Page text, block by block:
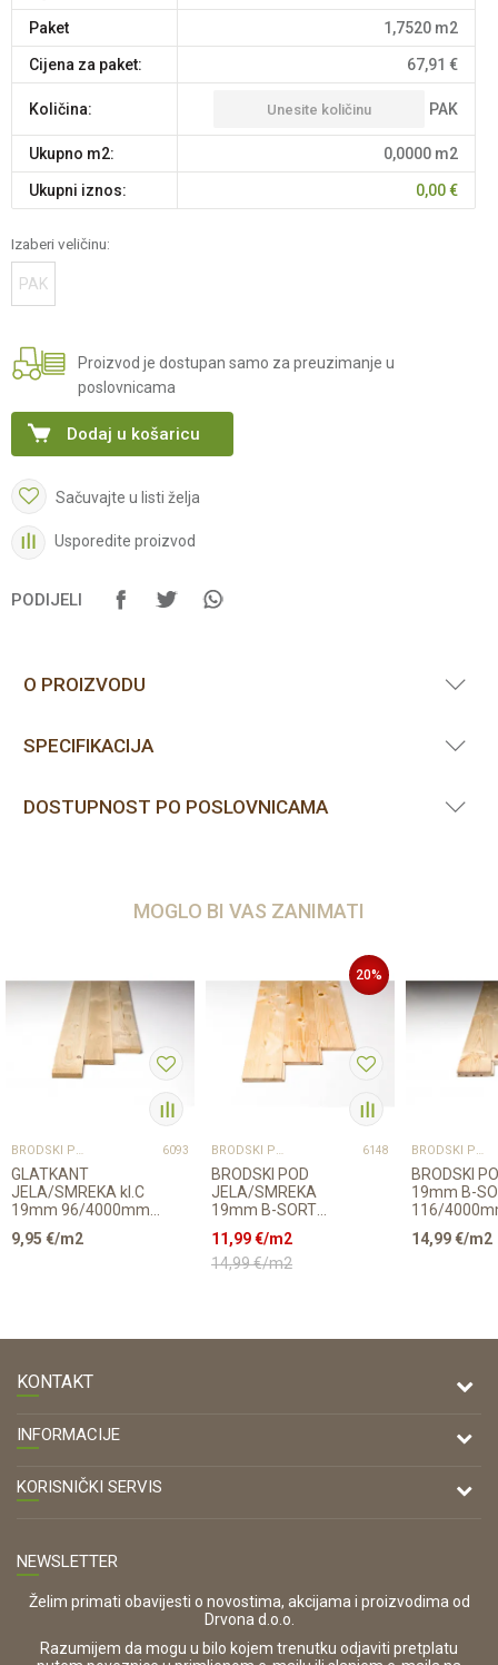
paket 1,7520 m2
Cijena za paket: 67,91 €
Količina: PAK
Ukupno m2: 0,0000 m2
Ukupni iznos: 0,00€
Izaberi veličinu:
PAK
Proizvod je dostupan samo za preuzimanje u
poslovnicama
Dodaj u košaricu
Sačuvajte u listi želja
Usporedite proizvod
PODIJELI
O PROIZVODU
SPECIFIKACIJA
DOSTUPNOST PO POSLOVNICAMA
MOGLO BI VAS ZANIMATI
BRODSKI POD 6093
GLATKANT
JELA/SMREKA kl.C
19mm 96/4000mm
9,95 €/m2
20%
BRODSKI POD 6148
BRODSKI POD
JELA/SMREKA
19mm B-SORT
profil p=2,784
11,99€/m2
14,99€/m2
BRODSKI POD
BRODSKI
19mm B-
116/
14,99€/m2
KONTAKT
DRVONA D.O.O.
Antuna Mihanovića 7,
47000 Karlovac
OIB:
42821181683
INFORMACIJE
O nama
KORISNIČKI SERVIS
Zaštita privatnosti i osobnih podataka
Korištenje kolačića
Pravo na odustajanje i jednostrani raskid ugovora
Reklamacije
NEWSLETTER
Želim primati obavijesti o novostima, akcijama i proizvodima od
Drvona d.o.o.
Razumijem da mogu u bilo kojem trenutku odjaviti pretplatu